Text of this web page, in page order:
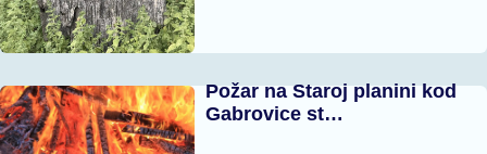
Požar na Staroj planini kod
Gabrovice st…